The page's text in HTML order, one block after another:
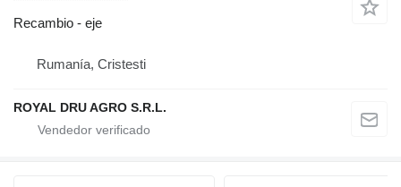
Recambio - eje
Rumanía, Cristesti
ROYAL DRU AGRO S.R.L.